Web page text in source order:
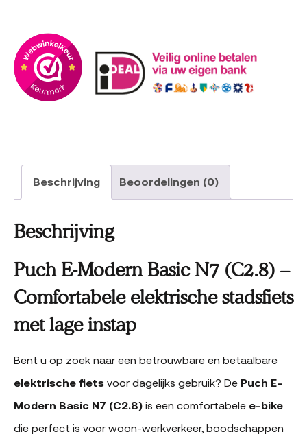
Beschrijving Beoordelingen (0)
Beschrijving
Puch E-Modern Basic N7 (C2.8) –
Comfortabele elektrische stadsfiets
met lage instap
Bent u op zoek naar een betrouwbare en betaalbare
elektrische fiets voor dagelijks gebruik? De Puch E-
Modern Basic N7 (C2.8) is een comfortabele e-bike
die perfect is voor woon-werkverkeer, boodschappen